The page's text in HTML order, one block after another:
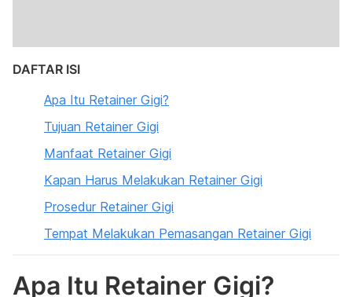
DAFTAR ISI
Apa Itu Retainer Gigi?
Tujuan Retainer Gigi
Manfaat Retainer Gigi
Kapan Harus Melakukan Retainer Gigi
Prosedur Retainer Gigi
Tempat Melakukan Pemasangan Retainer Gigi
Apa Itu Retainer Gigi?